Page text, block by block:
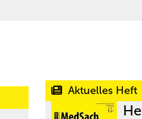
Aktuelles Heft